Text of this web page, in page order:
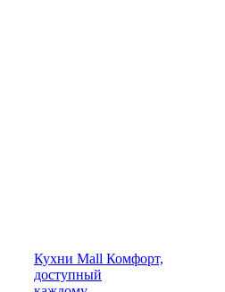
Кухни Mall Комфорт,
доступный